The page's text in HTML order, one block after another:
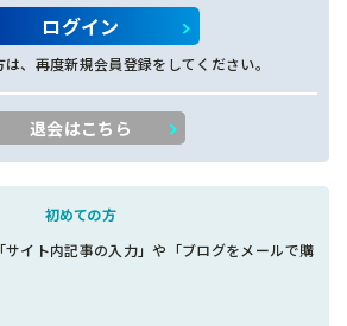
ログイン
、再度新規会員登録をしてください。
退会はこちら
初めての方
イト内記事の入力」や「ブログをメールで購